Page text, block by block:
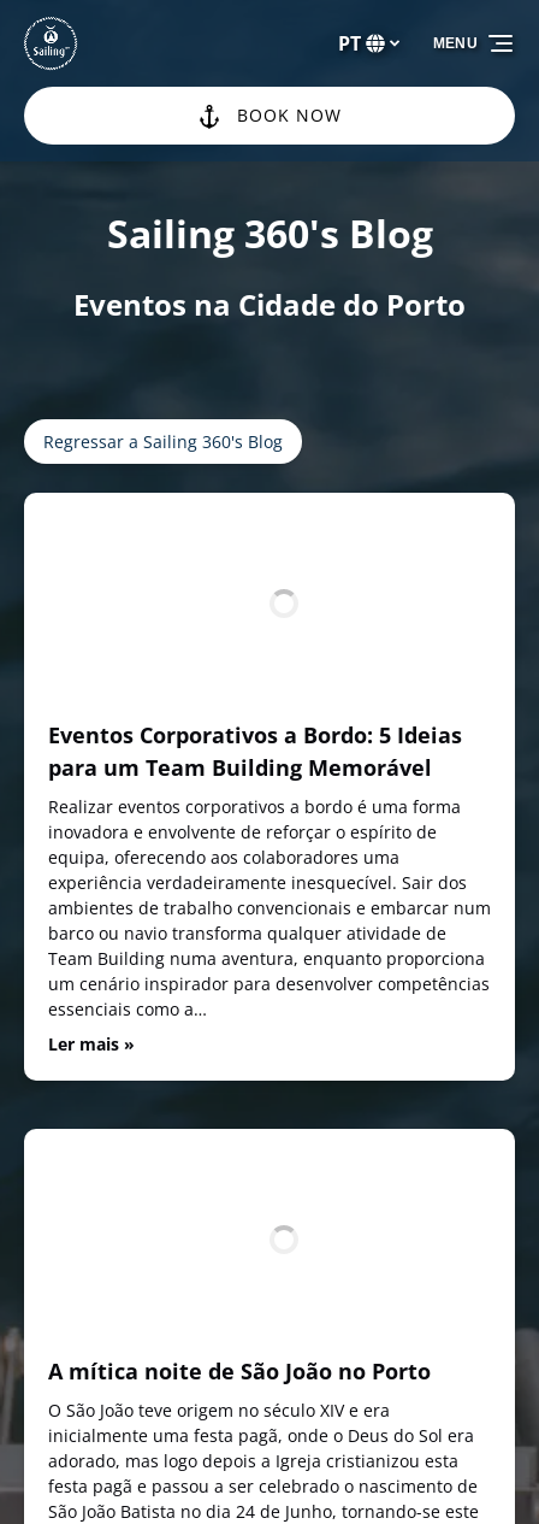
Passar para a navegação primária
Passar para o conteúdo
Passar para o rodapé
Selecione
o
idioma
PT
BOOK NOW
MENU
Sailing 360's Blog
Eventos na Cidade do Porto
Regressar a Sailing 360's Blog
Eventos Corporativos a Bordo: 5 Ideias
para um Team Building Memorável
Realizar eventos corporativos a bordo é uma forma
inovadora e envolvente de reforçar o espírito de
equipa, oferecendo aos colaboradores uma
experiência verdadeiramente inesquecível. Sair dos
ambientes de trabalho convencionais e embarcar num
barco ou navio transforma qualquer atividade de
Team Building numa aventura, enquanto proporciona
um cenário inspirador para desenvolver competências
essenciais como a…
Ler mais »
A mítica noite de São João no Porto
O São João teve origem no século XIV e era
inicialmente uma festa pagã, onde o Deus do Sol era
adorado, mas logo depois a Igreja cristianizou esta
festa pagã e passou a ser celebrado o nascimento de
São João Batista no dia 24 de Junho, tornando-se este